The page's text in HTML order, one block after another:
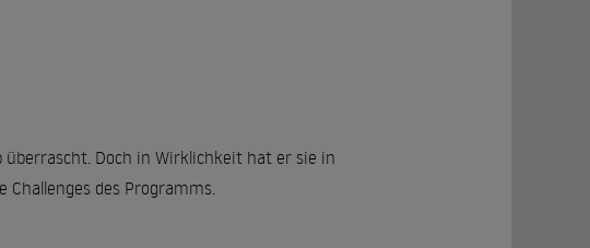
Doch in Wirklichkeit hat er sie in
des Programms.